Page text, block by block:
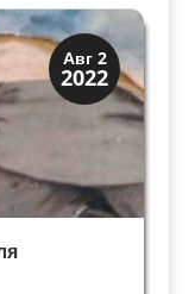
Авг 2
2022